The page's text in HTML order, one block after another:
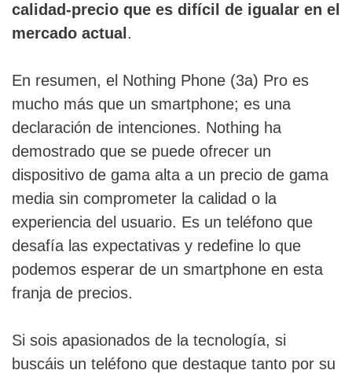
calidad-precio que es difícil de igualar en el
mercado actual .
En resumen, el Nothing Phone (3a) Pro es
mucho más que un smartphone; es una
declaración de intenciones. Nothing ha
demostrado que se puede ofrecer un
dispositivo de gama alta a un precio de gama
media sin comprometer la calidad o la
experiencia del usuario. Es un teléfono que
desafía las expectativas y redefine lo que
podemos esperar de un smartphone en esta
franja de precios.
Si sois apasionados de la tecnología, si
buscáis un teléfono que destaque tanto por su